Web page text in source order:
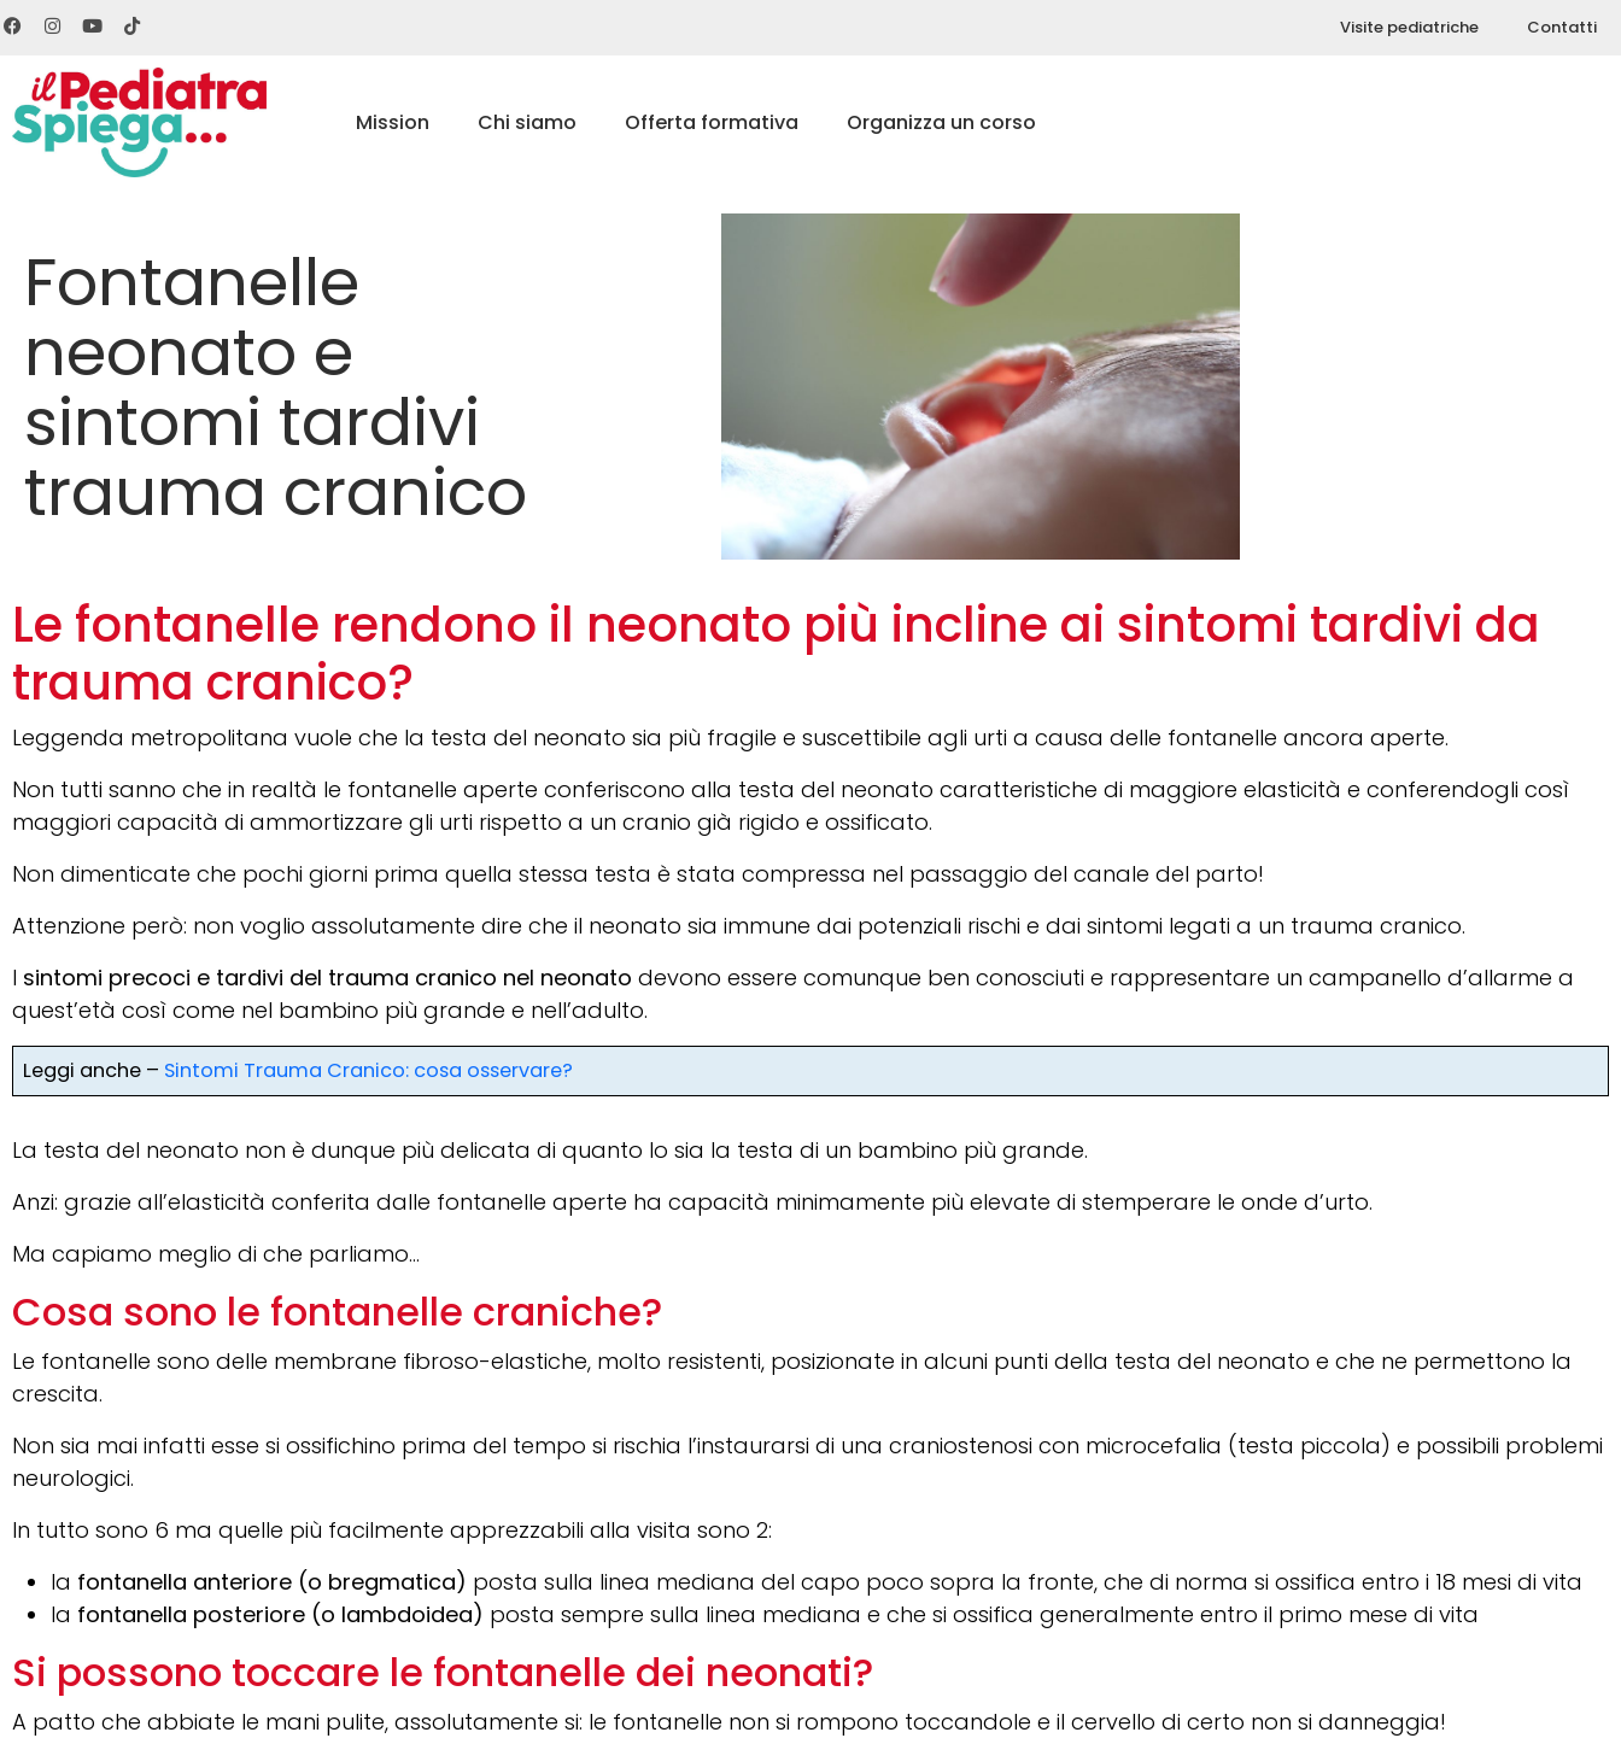
Visite pediatriche Contatti
Mission Chi siamo Offerta formativa Organizza un corso
Fontanelle
neonato e
sintomi tardivi
trauma cranico
Le fontanelle rendono il neonato più incline ai sintomi tardivi da
trauma cranico?
Leggenda metropolitana vuole che la testa del neonato sia più fragile e suscettibile agli urti a causa delle fontanelle ancora aperte.
Non tutti sanno che in realtà le fontanelle aperte conferiscono alla testa del neonato caratteristiche di maggiore elasticità e conferendogli così
maggiori capacità di ammortizzare gli urti rispetto a un cranio già rigido e ossificato.
Non dimenticate che pochi giorni prima quella stessa testa è stata compressa nel passaggio del canale del parto!
Attenzione però: non voglio assolutamente dire che il neonato sia immune dai potenziali rischi e dai sintomi legati a un trauma cranico.
I sintomi precoci e tardivi del trauma cranico nel neonato devono essere comunque ben conosciuti e rappresentare un campanello d’allarme a
quest’età così come nel bambino più grande e nell’adulto.
Leggi anche – Sintomi Trauma Cranico: cosa osservare?
La testa del neonato non è dunque più delicata di quanto lo sia la testa di un bambino più grande.
Anzi: grazie all’elasticità conferita dalle fontanelle aperte ha capacità minimamente più elevate di stemperare le onde d’urto.
Ma capiamo meglio di che parliamo…
Cosa sono le fontanelle craniche?
Le fontanelle sono delle membrane fibroso-elastiche, molto resistenti, posizionate in alcuni punti della testa del neonato e che ne permettono la
crescita.
Non sia mai infatti esse si ossifichino prima del tempo si rischia l’instaurarsi di una craniostenosi con microcefalia (testa piccola) e possibili problemi
neurologici.
In tutto sono 6 ma quelle più facilmente apprezzabili alla visita sono 2:
la fontanella anteriore (o bregmatica) posta sulla linea mediana del capo poco sopra la fronte, che di norma si ossifica entro i 18 mesi di vita
la fontanella posteriore (o lambdoidea) posta sempre sulla linea mediana e che si ossifica generalmente entro il primo mese di vita
Si possono toccare le fontanelle dei neonati?
A patto che abbiate le mani pulite, assolutamente si: le fontanelle non si rompono toccandole e il cervello di certo non si danneggia!